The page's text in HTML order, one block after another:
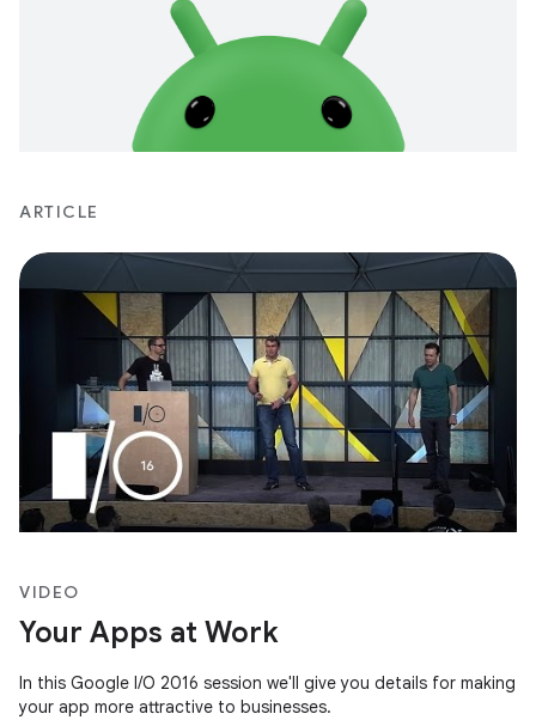
ARTICLE
VIDEO
Your Apps at Work
In this Google I/O 2016 session we'll give you details for making
your app more attractive to businesses.